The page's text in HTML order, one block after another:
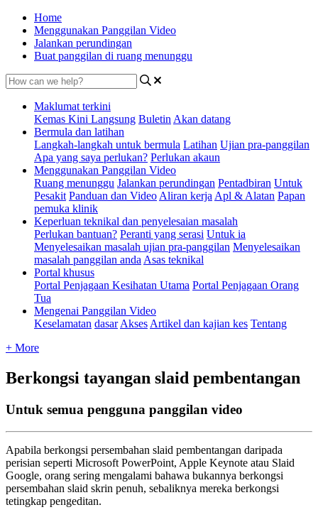
Home
Menggunakan Panggilan Video
Jalankan perundingan
Buat panggilan di ruang menunggu
Maklumat terkini
Kemas Kini Langsung Buletin Akan datang
Bermula dan latihan
Langkah-langkah untuk bermula Latihan Ujian pra-panggilan
Apa yang saya perlukan? Perlukan akaun
Menggunakan Panggilan Video
Ruang menunggu Jalankan perundingan Pentadbiran Untuk
Pesakit Panduan dan Video Aliran kerja Apl & Alatan Papan
pemuka klinik
Keperluan teknikal dan penyelesaian masalah
Perlukan bantuan? Peranti yang serasi Untuk ia
Menyelesaikan masalah ujian pra-panggilan Menyelesaikan
masalah panggilan anda Asas teknikal
Portal khusus
Portal Penjagaan Kesihatan Utama Portal Penjagaan Orang
Tua
Mengenai Panggilan Video
Keselamatan dasar Akses Artikel dan kajian kes Tentang
+ More
Berkongsi tayangan slaid pembentangan
Untuk semua pengguna panggilan video
Apabila berkongsi persembahan slaid pembentangan daripada
perisian seperti Microsoft PowerPoint, Apple Keynote atau Slaid
Google, orang sering mengalami bahawa bukannya berkongsi
persembahan slaid skrin penuh, sebaliknya mereka berkongsi
tetingkap pengeditan.